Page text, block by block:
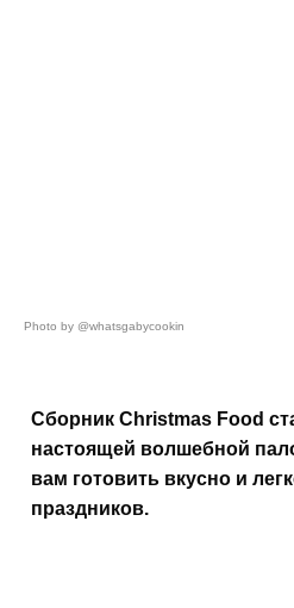
Photo by @whatsgabycookin
Сборник Christmas Food
настоящей волшебной
вам готовить вкусно и
праздников.